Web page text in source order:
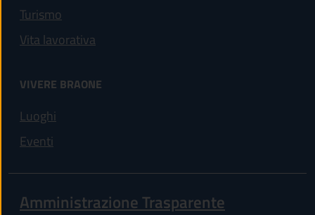
Turismo
Vita lavorativa
VIVERE BRAONE
Luoghi
Eventi
Amministrazione Trasparente